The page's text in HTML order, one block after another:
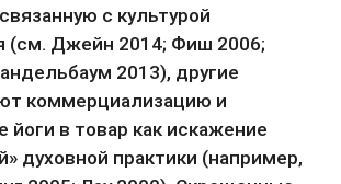
с культурой
(см. Джейн 2014; Фиш 2006;
2013), другие
коммерциализацию и
йоги в товар как искажение
духовной практики (например,